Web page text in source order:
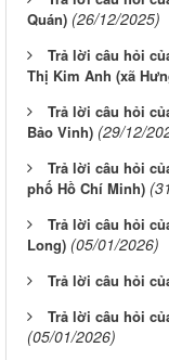
Quán) (26/12/2025)
Trả lời câu hỏi
Thị Kim Anh (xã
Trả lời câu hỏi
Bảo Vinh) (29/12/
Trả lời câu hỏi
phố Hồ Chí Minh)
Trả lời câu hỏi
Long) (05/01/2026)
Trả lời câu hỏi
Trả lời câu hỏi
(05/01/2026)